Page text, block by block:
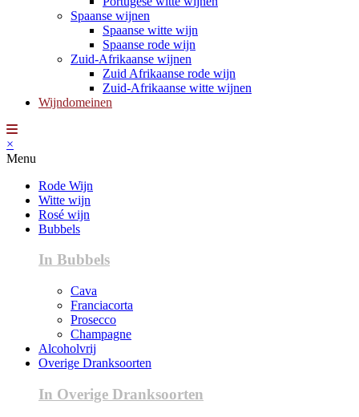
Spaanse wijnen
Spaanse witte wijn
Spaanse rode wijn
Zuid-Afrikaanse wijnen
Zuid Afrikaanse rode wijn
Zuid-Afrikaanse witte wijnen
Wijndomeinen
×
Menu
Rode Wijn
Witte wijn
Rosé wijn
Bubbels
In Bubbels
Cava
Franciacorta
Prosecco
Champagne
Alcoholvrij
Overige Dranksoorten
In Overige Dranksoorten